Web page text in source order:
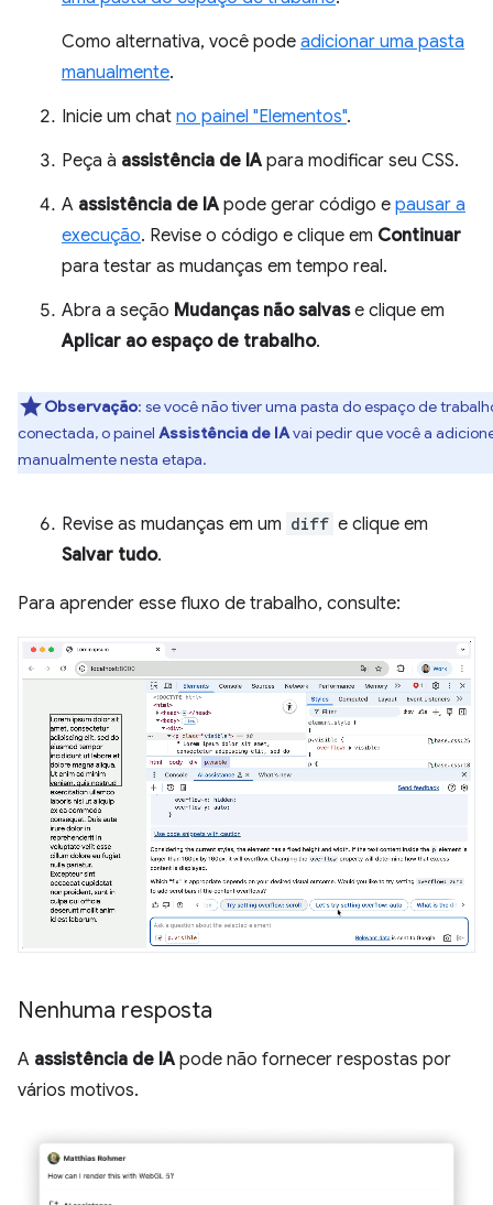
Como alternativa, você pode adicionar uma pasta
manualmente.
Inicie um chat no painel "Elementos".
Peça à assistência de IA para modificar seu CSS.
A assistência de IA pode gerar código e pausar a
execução. Revise o código e clique em Continuar
para testar as mudanças em tempo real.
Abra a seção Mudanças não salvase clique em
Aplicar ao espaço de trabalho.
Observação: se você não tiver uma pasta do espaço de
conectada, o painel Assistência de IAvai pedir que você a
manualmente nesta etapa.
Revise as mudanças em um diff e clique em
Salvar tudo.
Para aprender esse fluxo de trabalho, consulte:
Nenhuma resposta
A assistência de IA pode não fornecer respostas por
vários motivos.